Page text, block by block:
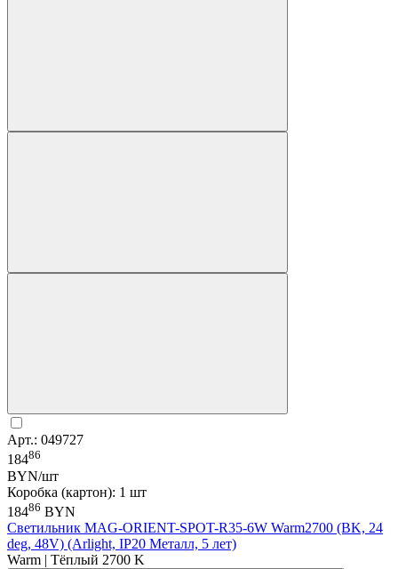
Арт.: 049727
18486
BYN/шт
Коробка (картон): 1 шт
18486 BYN
Светильник MAG-ORIENT-SPOT-R35-6W Warm2700 (BK, 24
deg, 48V) (Arlight, IP20 Металл, 5 лет)
Warm | Тёплый 2700 K